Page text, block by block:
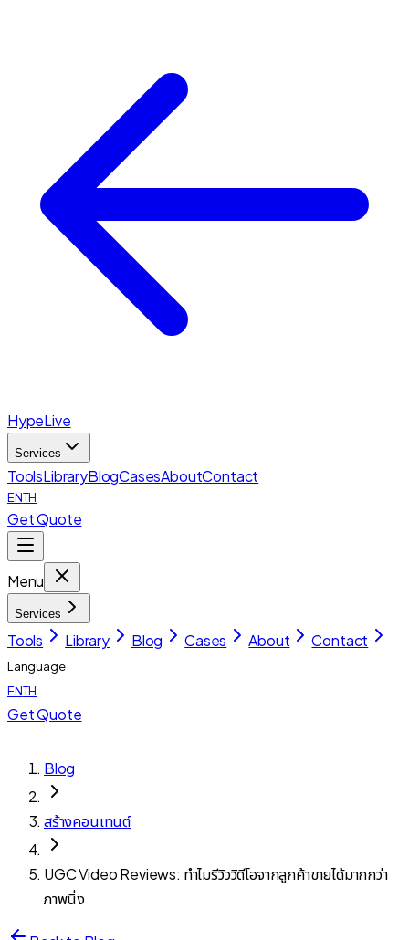
HypeLive
Services
ToolsLibraryBlogCasesAboutContact
ENTH
Get Quote
Menu
Services
Tools Library Blog Cases About Contact
Language
ENTH
Get Quote
Blog
สร้างคอนเทนต์
UGC Video Reviews: ทำไมรีวิววิดีโอจากลูกค้าขายได้มากกว่า
ภาพนิ่ง